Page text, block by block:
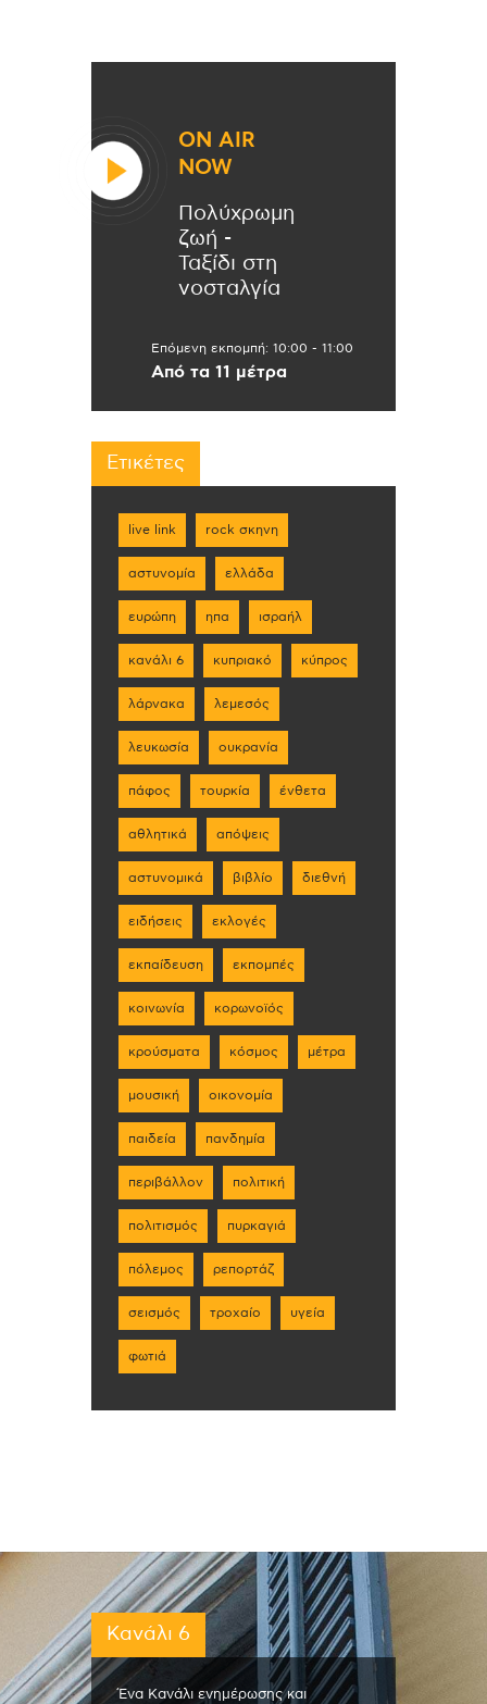
ON AIR
NOW
Πολύχρωμη
ζωή -
Ταξίδι στη
νοσταλγία
Επόμενη εκπομπή: 10:00 - 11:00
Από τα 11 μέτρα
Ετικέτες
live link rock σκηνη
αστυνομία ελλάδα
ευρώπη ηπα ισραήλ
κανάλι 6 κυπριακό κύπρος
λάρνακα λεμεσός
λευκωσία ουκρανία
πάφος τουρκία ένθετα
αθλητικά απόψεις
αστυνομικά βιβλίο διεθνή
ειδήσεις εκλογές
εκπαίδευση εκπομπές
κοινωνία κορωνοϊός
κρούσματα κόσμος μέτρα
μουσική οικονομία
παιδεία πανδημία
περιβάλλον πολιτική
πολιτισμός πυρκαγιά
πόλεμος ρεπορτάζ
σεισμός τροχαίο υγεία
φωτιά
Κανάλι 6
Ένα Κανάλι ενημέρωσης και